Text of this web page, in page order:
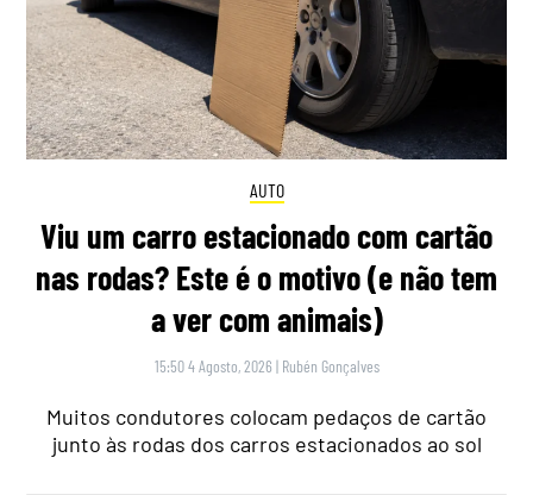
AUTO
Viu um carro estacionado com cartão
nas rodas? Este é o motivo (e não tem
a ver com animais)
15:50 4 Agosto, 2026 | Rubén Gonçalves
Muitos condutores colocam pedaços de cartão
junto às rodas dos carros estacionados ao sol